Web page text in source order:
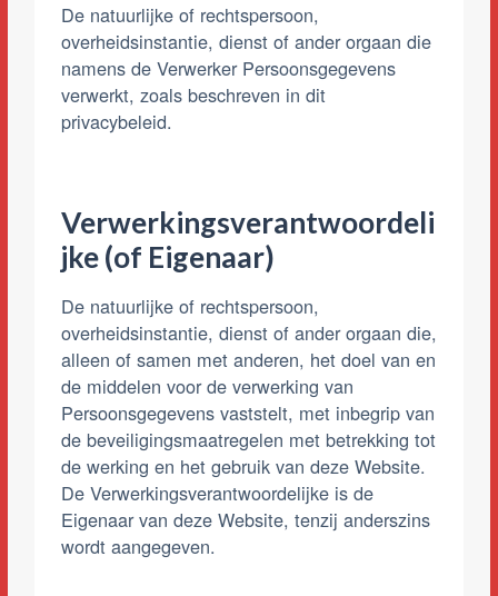
De natuurlijke of rechtspersoon,
overheidsinstantie, dienst of ander orgaan die
namens de Verwerker Persoonsgegevens
verwerkt, zoals beschreven in dit
privacybeleid.
Verwerkingsverantwoordeli
jke (of Eigenaar)
De natuurlijke of rechtspersoon,
overheidsinstantie, dienst of ander orgaan die,
alleen of samen met anderen, het doel van en
de middelen voor de verwerking van
Persoonsgegevens vaststelt, met inbegrip van
de beveiligingsmaatregelen met betrekking tot
de werking en het gebruik van deze Website.
De Verwerkingsverantwoordelijke is de
Eigenaar van deze Website, tenzij anderszins
wordt aangegeven.